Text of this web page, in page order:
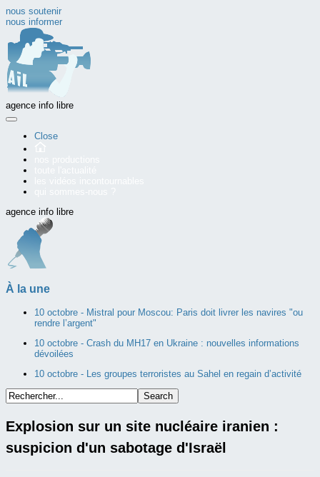
nous soutenir
nous informer
agence info libre
Close
agence info libre
À la une
10 octobre - Mistral pour Moscou: Paris doit livrer les navires "ou
rendre l’argent"
10 octobre - Crash du MH17 en Ukraine : nouvelles informations
dévoilées
10 octobre - Les groupes terroristes au Sahel en regain d’activité
Explosion sur un site nucléaire iranien :
suspicion d'un sabotage d'Israël